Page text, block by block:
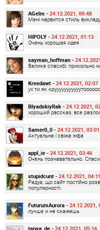
AGelm - 24.12.2021, 00:48
Мені нарвится стиль
HIPOLY - 24.12.2021, 01:13
Очень хорошая идея
sayman_hoffman -
Велике спасибі, прикольно
Kreedawt - 24.12.2021, 02:07
ух ти як
BlyadskiyRak - 24.12.2021,
хороший рассказ, все
Samer0_0 - 24.12.2021, 03:01
Актуальна і свіжа інфа
appl_ie - 24.12.2021, 03:46
Очень познавательно.
stupidcunt - 24.12.2021,
Радує, що сайт постійно
популярності.
FuturumAurora - 24.12.2021,
лучше и не скажешь
tanya_de - 24.12.2021, 05:16